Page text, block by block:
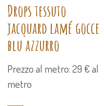
Drops tessuto
jacquard lamé gocce
blu azzurro
Prezzo al metro: 29 € al
metro